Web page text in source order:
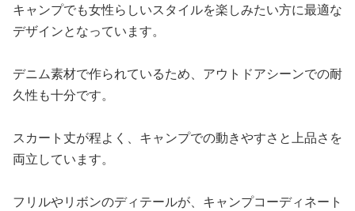
キャンプでも女性らしいスタイルを楽しみたい方に最適な
デザインとなっています。
デニム素材で作られているため、アウトドアシーンでの耐
久性も十分です。
スカート丈が程よく、キャンプでの動きやすさと上品さを
両立しています。
フリルやリボンのディテールが、キャンプコーディネート